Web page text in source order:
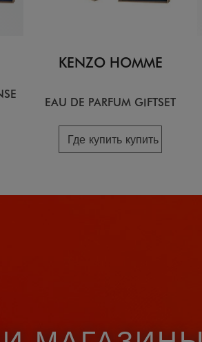
KENZO HOMME
EAU DE PARFUM GIFTSET
Где купить купить